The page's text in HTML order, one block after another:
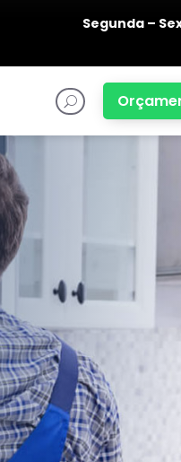
Segunda –
U